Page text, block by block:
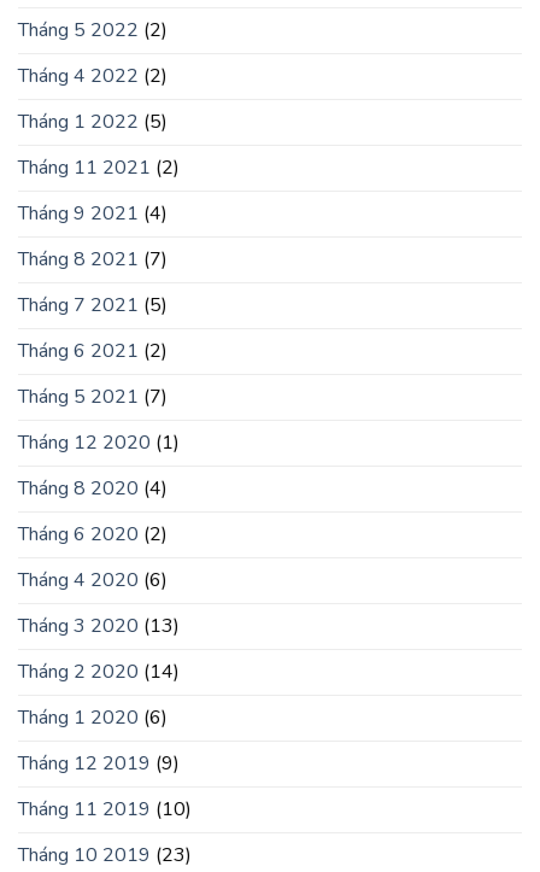
Tháng 5 2022 (2)
Tháng 4 2022 (2)
Tháng 1 2022 (5)
Tháng 11 2021 (2)
Tháng 9 2021 (4)
Tháng 8 2021 (7)
Tháng 7 2021 (5)
Tháng 6 2021 (2)
Tháng 5 2021 (7)
Tháng 12 2020 (1)
Tháng 8 2020 (4)
Tháng 6 2020 (2)
Tháng 4 2020 (6)
Tháng 3 2020 (13)
Tháng 2 2020 (14)
Tháng 1 2020 (6)
Tháng 12 2019 (9)
Tháng 11 2019 (10)
Tháng 10 2019 (23)